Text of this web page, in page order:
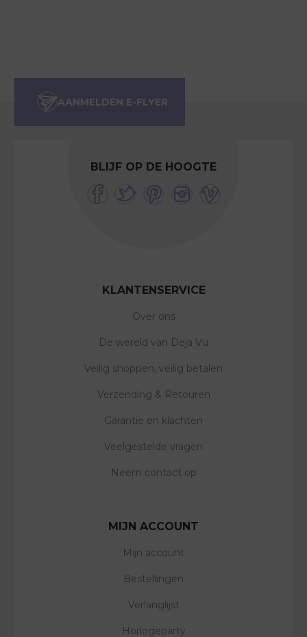
BLIJF OP DE HOOGTE
KLANTENSERVICE
Over ons
De wereld van Deja Vu
Veilig shoppen, veilig betalen
Verzending & Retouren
Garantie en klachten
Veelgestelde vragen
Neem contact op
MIJN ACCOUNT
Mijn account
Bestellingen
Verlanglijst
Horlogeparty